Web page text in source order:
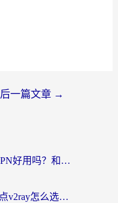
后一篇文章 →
海外党必看：快帆TV版VPN好用吗？和快游VPN对比哪个回国效果更好？附实用避坑指南
海外党无忧指南：国内节点v2ray怎么选？一键回国VPN+多场景实测帮你避坑